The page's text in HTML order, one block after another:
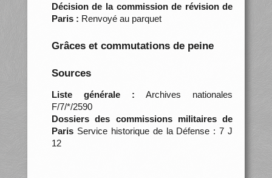
Décision de la commission de révision de
Paris : Renvoyé au parquet
Grâces et commutations de peine
Sources
Liste générale : Archives nationales
F/7/*/2590
Dossiers des commissions militaires de
ParisService historique de la Défense : 7 J
12